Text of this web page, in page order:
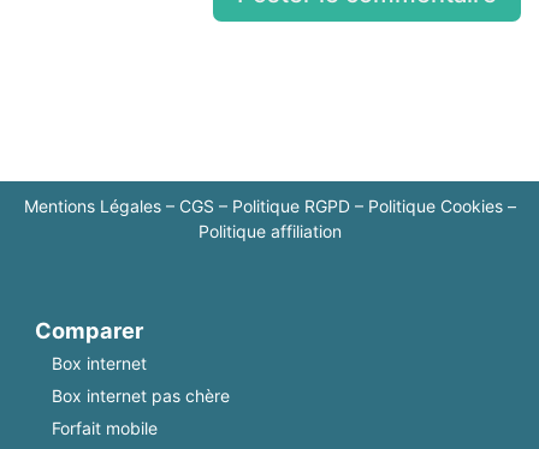
Mentions Légales– CGS – Politique RGPD– Politique Cookies–
Politique affiliation
Comparer
Box internet
Box internet pas chère
Forfait mobile